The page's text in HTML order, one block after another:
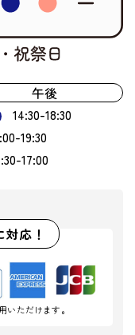
午後
14:30-18:30
19:30
17:00
応！
ただけます。